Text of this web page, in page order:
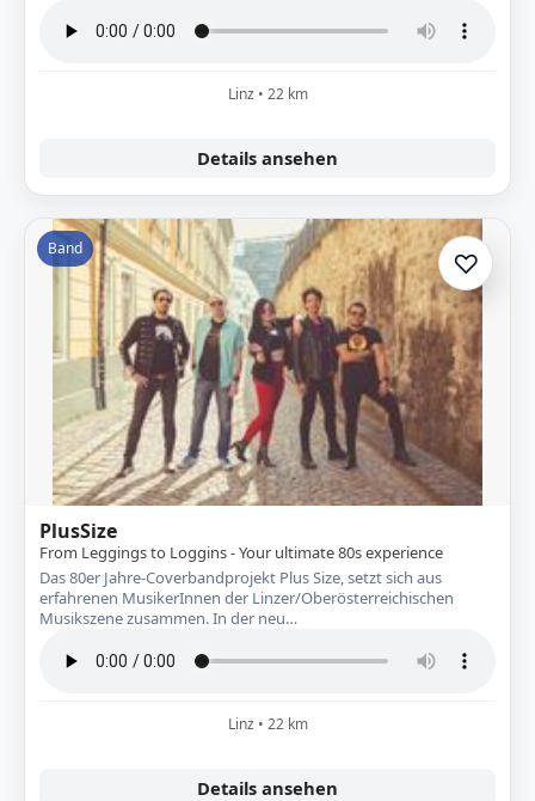
Linz • 22 km
Details ansehen
Band ♡Zur
PlusSize
From Leggings to Loggins - Your ultimate 80s experience
Das 80er Jahre-Coverbandprojekt Plus Size, setzt sich aus
erfahrenen MusikerInnen der Linzer/Oberösterreichischen
Musikszene zusammen. In der neu…
Linz • 22 km
Details ansehen